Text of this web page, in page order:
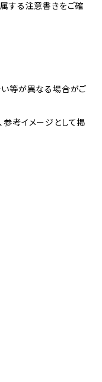
する注意書きをご確
い等が異なる場合がご
考イメージとして掲